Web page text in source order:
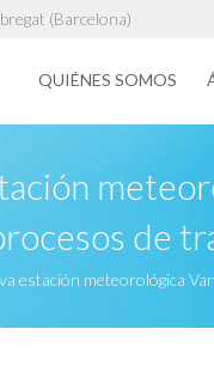
(Barcelona)
QUIÉNES SOMOS
de
estación meteorológica